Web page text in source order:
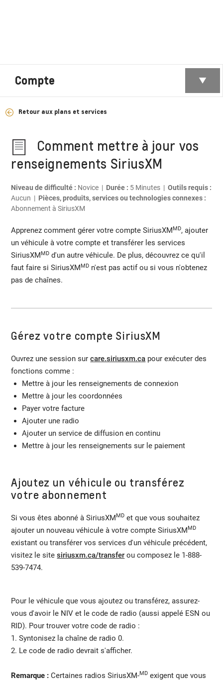
Compte
Retour aux plans et services
Comment mettre à jour vos
renseignements SiriusXM
Niveau de difficulté : Novice | Durée : 5 Minutes |Outils requis :
Aucun | Pièces, produits, services ou technologies connexes :
Abonnement à SiriusXM
Apprenez comment gérer votre compte SiriusXM MD, ajouter
un véhicule à votre compte et transférer les services
SiriusXM MD d'un autre véhicule. De plus, découvrez ce qu'il
faut faire si SiriusXM MD n'est pas actif ou si vous n'obtenez
pas de chaînes.
Gérez votre compte SiriusXM
Ouvrez une session surcare.siriusxm.ca pour exécuter des
fonctions comme :
Mettre à jour les renseignements de connexion
Mettre à jour les coordonnées
Payer votre facture
Ajouter une radio
Ajouter un service de diffusion en continu
Mettre à jour les renseignements sur le paiement
Ajoutez un véhicule ou transférez
votre abonnement
Si vous êtes abonné à SiriusXMMD et que vous souhaitez
ajouter un nouveau véhicule à votre compte SiriusXMMD
existant ou transférer vos services d'un véhicule précédent,
visitez le sitesiriusxm.ca/transfer ou composez le 1-888-
539-7474.
Pour le véhicule que vous ajoutez ou transférez, assurez-
vous d'avoir le NIV et le code de radio (aussi appelé ESN ou
RID). Pour trouver votre code de radio :
1. Syntonisez la chaîne de radio 0.
2. Le code de radio devrait s'afficher.
Remarque :Certaines radios SiriusXM-MD exigent que vous